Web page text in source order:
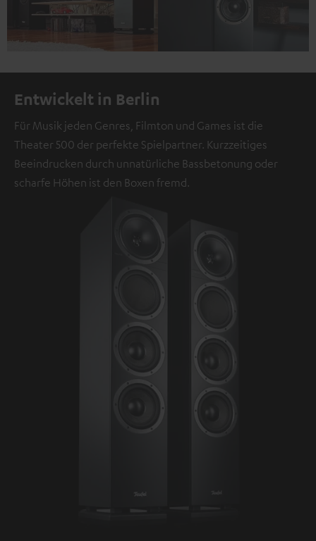
Entwickelt in Berlin
Für Musik jeden Genres, Filmton und Games ist die
Theater 500 der perfekte Spielpartner. Kurzzeitiges
Beeindrucken durch unnatürliche Bassbetonung oder
scharfe Höhen ist den Boxen fremd.